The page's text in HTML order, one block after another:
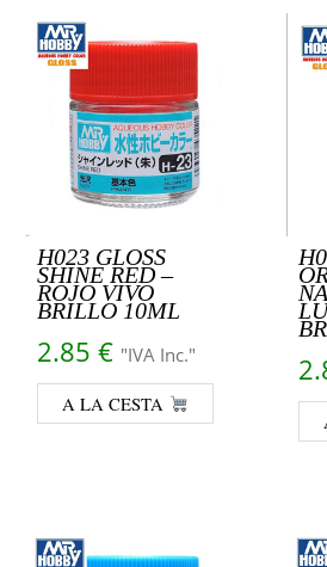
H023 GLOSS
SHINE RED –
ROJO VIVO
BRILLO 10ML
2.85 € "IVA Inc."
A LA CESTA